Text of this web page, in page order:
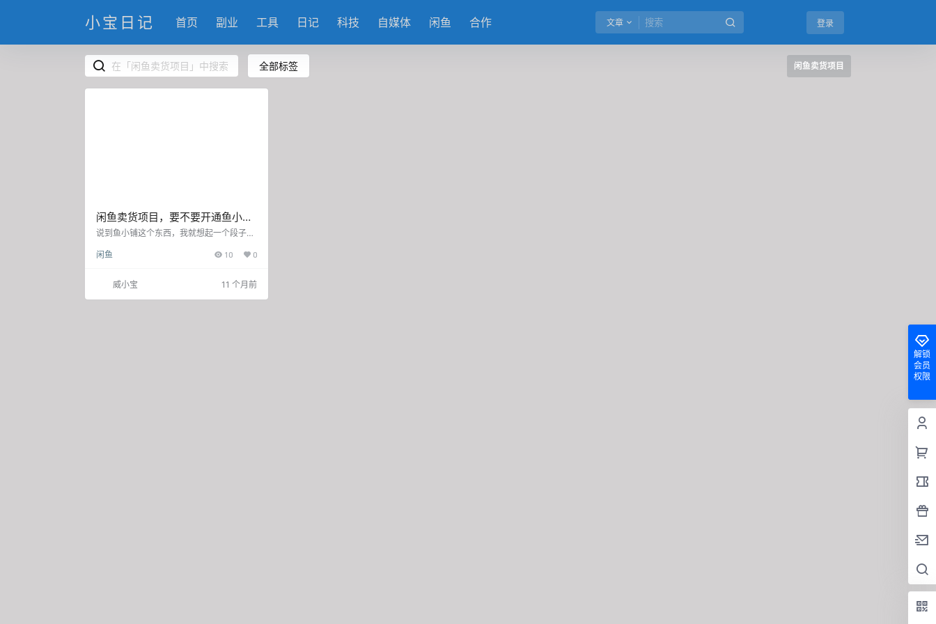
小宝日记 首页 副业 工具 日记 科技 自媒体 闲鱼 合作 文章 登录
全部标签 闲鱼卖货项目
闲鱼卖货项目，要不要开通鱼小
铺！？
说到鱼小铺这个东西，我就想起一个段子：
都结了”。闲鱼让你开鱼小铺，理由是“可以
是要点一个。 50个商品的“贫困线” 个人店
铺只能发50个商品，听起来确实挺寒酸的。
闲鱼 10 0
威小宝 11 个月前
解锁
会员
权限